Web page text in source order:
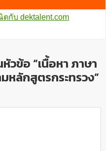
กับ dektalent.com
วข้อ “เนื้อหา ภาษา
หลักสูตรกระทรวง”